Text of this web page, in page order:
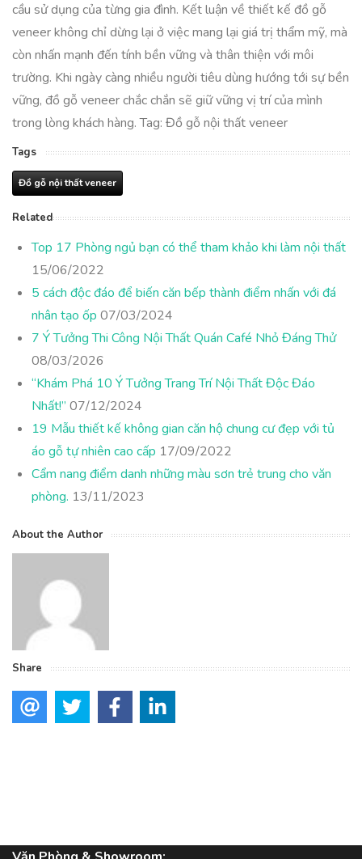
cầu sử dụng của từng gia đình. Kết luận về thiết kế đồ gỗ
veneer không chỉ dừng lại ở việc mang lại giá trị thẩm mỹ, mà
còn nhấn mạnh đến tính bền vững và thân thiện với môi
trường. Khi ngày càng nhiều người tiêu dùng hướng tới sự bền
vững, đồ gỗ veneer chắc chắn sẽ giữ vững vị trí của mình
trong lòng khách hàng. Tag: Đồ gỗ nội thất veneer
Tags
Đồ gỗ nội thất veneer
Related
Top 17 Phòng ngủ bạn có thể tham khảo khi làm nội thất
15/06/2022
5 cách độc đáo để biến căn bếp thành điểm nhấn với đá
nhân tạo ốp 07/03/2024
7 Ý Tưởng Thi Công Nội Thất Quán Café Nhỏ Đáng Thử
08/03/2026
“Khám Phá 10 Ý Tưởng Trang Trí Nội Thất Độc Đáo
Nhất!” 07/12/2024
19 Mẫu thiết kế không gian căn hộ chung cư đẹp với tủ
áo gỗ tự nhiên cao cấp 17/09/2022
Cẩm nang điểm danh những màu sơn trẻ trung cho văn
phòng. 13/11/2023
About the Author
Share